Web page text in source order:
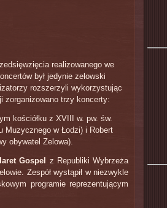
realizowanego we
był jedynie zelowski
rozszerzyli wykorzystując
zorganizowano trzy koncerty:
kościółku z XVIII w. pw. św.
Muzycznego w Łodzi) i Robert
obywatel Zelowa).
Gospel z Republiki Wybrzeża
Zespół wystąpił w niezwykle
programie reprezentującym